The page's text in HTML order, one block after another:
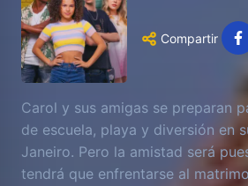
Compartir
Carol y sus amigas se preparan
de escuela, playa y diversión en
Janeiro. Pero la amistad será
tendrá que enfrentarse al